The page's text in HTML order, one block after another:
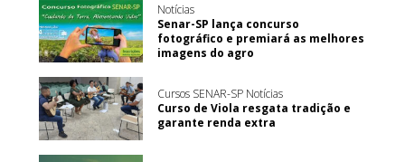
Notícias
Senar-SP lança concurso
fotográfico e premiará as melhores
imagens do agro
Cursos SENAR-SP Notícias
Curso de Viola resgata tradição e
garante renda extra